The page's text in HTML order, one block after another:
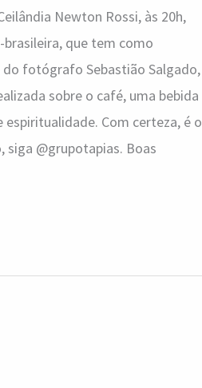
Newton Rossi, às 20h,
que tem como
do fotógrafo Sebastião Salgado,
sobre o café, uma bebida
Com certeza, é o
@grupotapias. Boas